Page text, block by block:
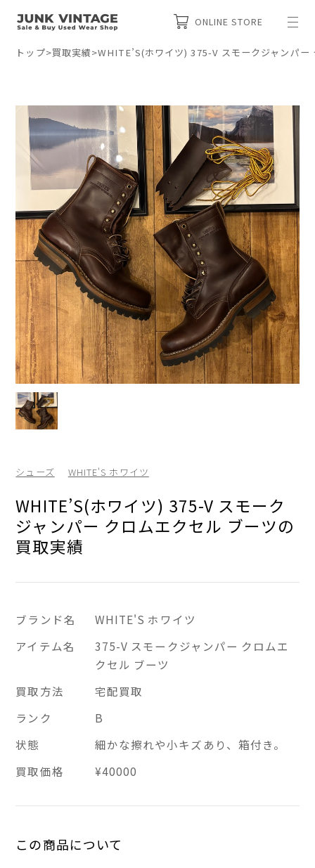
ONLINE STORE
トップ>買取実績>WHITE’S(ホワイツ) 375-V スモークジャンパ
シューズ WHITE'S ホワイツ
WHITE’S(ホワイツ) 375-V スモーク
ジャンパー クロムエクセル ブーツの
買取実績
ブランド名
WHITE'S ホワイツ
アイテム名
375-V スモークジャンパー クロムエ
クセル ブーツ
買取方法
宅配買取
ランク
B
状態
細かな擦れや小キズあり、箱付き。
買取価格
¥40000
この商品について